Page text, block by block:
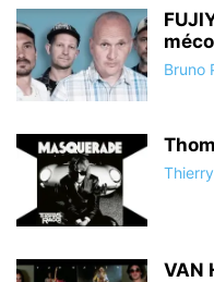
Bruno
VAN